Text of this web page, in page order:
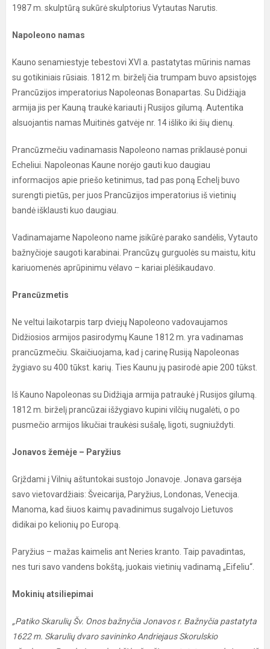
1987 m. skulptūrą sukūrė skulptorius Vytautas Narutis.
Napoleono namas
Kauno senamiestyje tebestovi XVI a. pastatytas mūrinis namas
su gotikiniais rūsiais. 1812 m. birželį čia trumpam buvo apsistojęs
Prancūzijos imperatorius Napoleonas Bonapartas. Su Didžiąja
armija jis per Kauną traukė kariauti į Rusijos gilumą. Autentika
alsuojantis namas Muitinės gatvėje nr. 14 išliko iki šių dienų.
Prancūzmečiu vadinamasis Napoleono namas priklausė ponui
Echeliui. Napoleonas Kaune norėjo gauti kuo daugiau
informacijos apie priešo ketinimus, tad pas poną Echelį buvo
surengti pietūs, per juos Prancūzijos imperatorius iš vietinių
bandė išklausti kuo daugiau.
Vadinamajame Napoleono name įsikūrė parako sandėlis, Vytauto
bažnyčioje saugoti karabinai. Prancūzų gurguolės su maistu, kitu
kariuomenės aprūpinimu vėlavo – kariai plėšikaudavo.
Prancūzmetis
Ne veltui laikotarpis tarp dviejų Napoleono vadovaujamos
Didžiosios armijos pasirodymų Kaune 1812 m. yra vadinamas
prancūzmečiu. Skaičiuojama, kad į carinę Rusiją Napoleonas
žygiavo su 400 tūkst. karių. Ties Kaunu jų pasirodė apie 200 tūkst.
Iš Kauno Napoleonas su Didžiąja armija patraukė į Rusijos gilumą.
1812 m. birželį prancūzai išžygiavo kupini vilčių nugalėti, o po
pusmečio armijos likučiai traukėsi sušalę, ligoti, sugniuždyti.
Jonavos žemėje – Paryžius
Grįždami į Vilnių aštuntokai sustojo Jonavoje. Jonava garsėja
savo vietovardžiais: Šveicarija, Paryžius, Londonas, Venecija.
Manoma, kad šiuos kaimų pavadinimus sugalvojo Lietuvos
didikai po kelionių po Europą.
Paryžius – mažas kaimelis ant Neries kranto. Taip pavadintas,
nes turi savo vandens bokštą, juokais vietinių vadinamą „Eifeliu“.
Mokinių atsiliepimai
„Patiko Skarulių Šv. Onos bažnyčia Jonavos r. Bažnyčia pastatyta
1622 m. Skarulių dvaro savininko Andriejaus Skorulskio